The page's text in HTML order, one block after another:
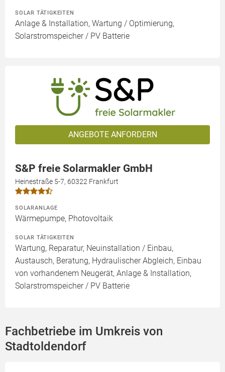
SOLAR TÄTIGKEITEN
Anlage & Installation, Wartung / Optimierung,
Solarstromspeicher / PV Batterie
ANGEBOTE ANFORDERN
S&P freie Solarmakler GmbH
Heinestraße 5-7, 60322 Frankfurt
SOLARANLAGE
Wärmepumpe, Photovoltaik
SOLAR TÄTIGKEITEN
Wartung, Reparatur, Neuinstallation / Einbau,
Austausch, Beratung, Hydraulischer Abgleich, Einbau
von vorhandenem Neugerät, Anlage & Installation,
Solarstromspeicher / PV Batterie
Fachbetriebe im Umkreis von
Stadtoldendorf